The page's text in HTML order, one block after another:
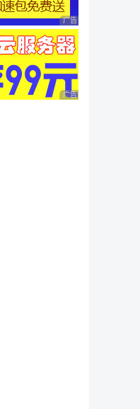
广告 商业广告，理性
广告 商业广告，理性